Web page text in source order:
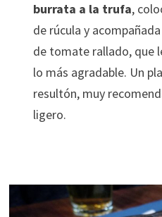
burrata a la trufa,
de rúcula y
de tomate rallado, que
lo más agradable. Un
resultón, muy
ligero.